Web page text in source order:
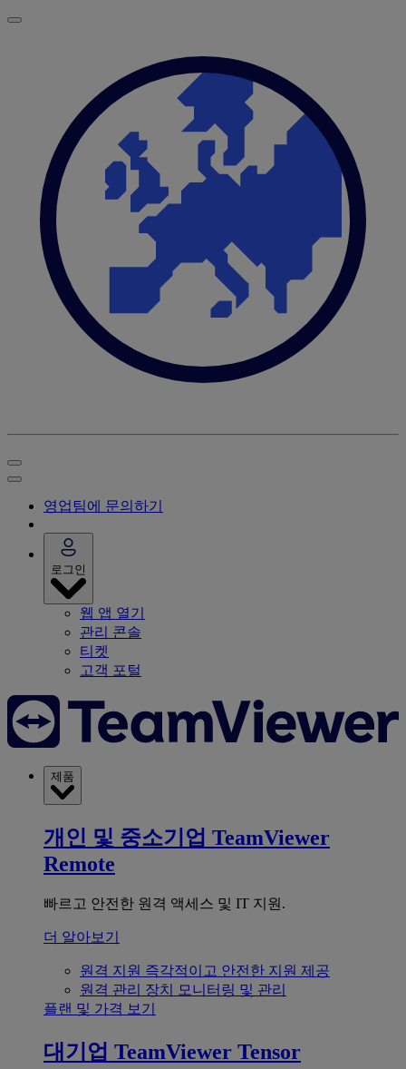
영업팀에 문의하기
로그인
웹 앱 열기
관리 콘솔
티켓
고객 포털
제품
개인 및 중소기업 TeamViewer
Remote
빠르고 안전한 원격 액세스 및 IT 지원.
더 알아보기
원격 지원 즉각적이고 안전한 지원 제공
원격 관리 장치 모니터링 및 관리
플랜 및 가격 보기
대기업 TeamViewer Tensor